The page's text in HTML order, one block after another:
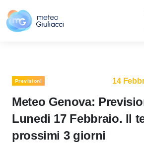
Previsioni 14
Meteo Genova:
Lunedi 17 Febbraio. Il
prossimi 3 giorni